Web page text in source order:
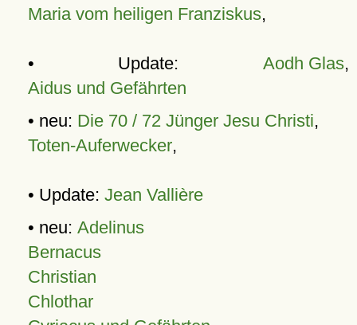
Maria vom heiligen Franziskus,
• Update: Aodh Glas,
Aidus und Gefährten
• neu: Die 70 / 72 Jünger Jesu Christi,
Toten-Auferwecker,
• Update: Jean Vallière
• neu: Adelinus
Bernacus
Christian
Chlothar